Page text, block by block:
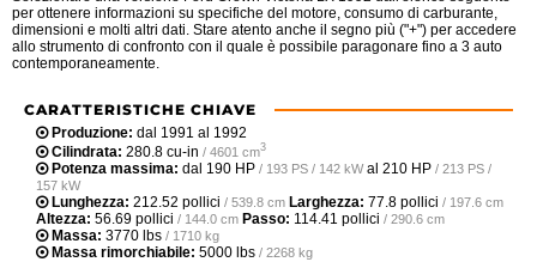
per ottenere informazioni su specifiche del motore, consumo di carburante,
dimensioni e molti altri dati. Stare atento anche il segno più ("+") per accedere
allo strumento di confronto con il quale è possibile paragonare fino a 3 auto
contemporaneamente.
CARATTERISTICHE CHIAVE
Produzione: dal 1991 al 1992
Cilindrata: 280.8 cu-in / 4601 cm3
Potenza massima: dal 190 HP / 193 PS / 142 kWal 210 HP / 213 PS /
157 kW
Lunghezza: 212.52 pollici / 539.8 cm Larghezza: 77.8 pollici / 197.6 cm
Altezza: 56.69 pollici / 144.0 cm Passo: 114.41 pollici / 290.6 cm
Massa: 3770 lbs / 1710 kg
Massa rimorchiabile: 5000 lbs / 2268 kg